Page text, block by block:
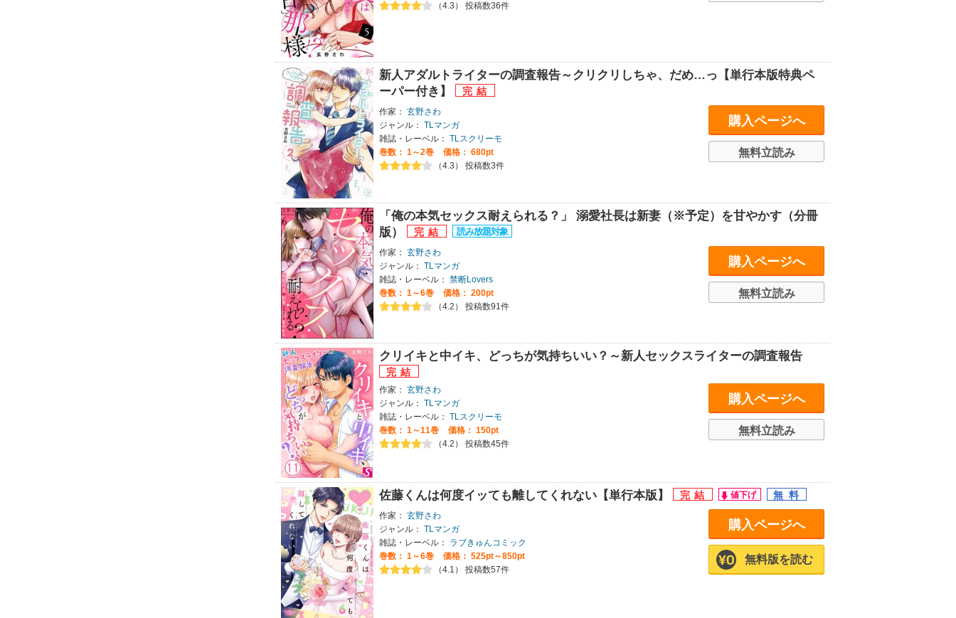
（4.3） 投稿数36件
新人アダルトライターの調査報告～クリクリしちゃ、だめ…っ【単行本版特典ペ
ーパー付き】
作家： 玄野さわ
ジャンル： TLマンガ
雑誌・レーベル： TLスクリーモ
巻数： 1～2巻
価格： 680pt
（4.3） 投稿数3件
購入ページへ
無料立読み
「俺の本気セックス耐えられる？」 溺愛社長は新妻（※予定）を甘やかす（分冊
版）
作家： 玄野さわ
ジャンル： TLマンガ
雑誌・レーベル： 禁断Lovers
巻数： 1～6巻
価格： 200pt
（4.2） 投稿数91件
購入ページへ
無料立読み
クリイキと中イキ、どっちが気持ちいい？～新人セックスライターの調査報告
作家： 玄野さわ
ジャンル： TLマンガ
雑誌・レーベル： TLスクリーモ
巻数： 1～11巻
価格： 150pt
（4.2） 投稿数45件
購入ページへ
無料立読み
佐藤くんは何度イッても離してくれない【単行本版】
作家： 玄野さわ
ジャンル： TLマンガ
雑誌・レーベル：
ラブきゅんコミック
巻数： 1～6巻
価格： 525pt～850pt
（4.1） 投稿数57件
購入ページへ
無料版を読む